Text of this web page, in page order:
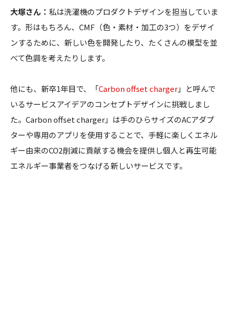
大塚さん： 私は洗濯機のプロダクトデザインを担当していま
す。形はもちろん、CMF（色・素材・加工の3つ）をデザイ
ンするために、新しい色を開発したり、たくさんの模型を並
べて色調を考えたりします。
他にも、新卒1年目で、「​​Carbon offset charger」と呼んで
いるサービスアイデアのコンセプトデザインに挑戦しまし
た。Carbon offset charger」は手のひらサイズのACアダプ
ターや専用のアプリを使用することで、手軽に楽しくエネル
ギー由来のCO2削減に貢献する機会を提供し個人と再生可能
エネルギー事業者をつなげる新しいサービスです。